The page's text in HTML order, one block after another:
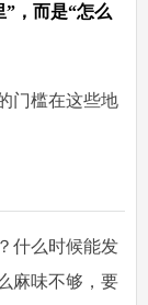
，而是“怎么
门槛在这些地
什么时候能发
麻味不够，要